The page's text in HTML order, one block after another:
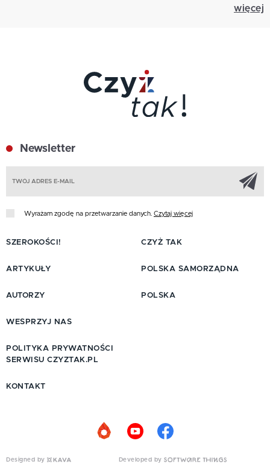
więcej
Newsletter
Wyrażam zgodę na przetwarzanie danych. Czytaj więcej
SZEROKOŚCI!
ARTYKUŁY
AUTORZY
CZYŻ TAK
POLSKA SAMORZĄDNA
POLSKA
WESPRZYJ NAS
POLITYKA PRYWATNOŚCI
SERWISU CZYZTAK.PL
KONTAKT
Designed by Developed by